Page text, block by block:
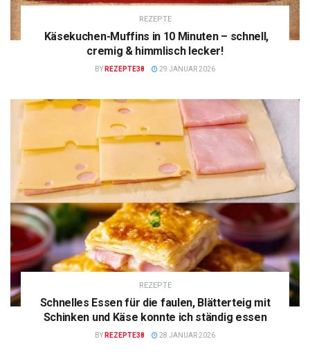
REZEPTE
Käsekuchen-Muffins in 10 Minuten – schnell,
cremig & himmlisch lecker!
BY REZEPTE38 29 JANUAR 2026
REZEPTE
Schnelles Essen für die faulen, Blätterteig mit
Schinken und Käse konnte ich ständig essen
BY REZEPTE38 28 JANUAR 2026